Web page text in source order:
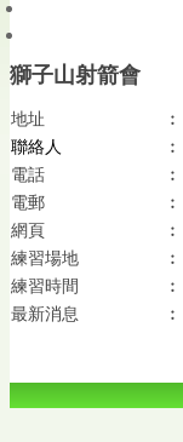
獅子山射箭會
地址 ︰
聯絡人
︰
電話
︰
電郵
︰
網頁
︰
練習場地
︰
練習時間
︰
最新消息
︰